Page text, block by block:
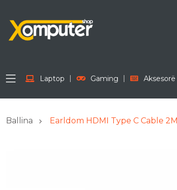
Laptop Gaming Aksesorë
Ballina Earldom HDMI Type C Cable 2M